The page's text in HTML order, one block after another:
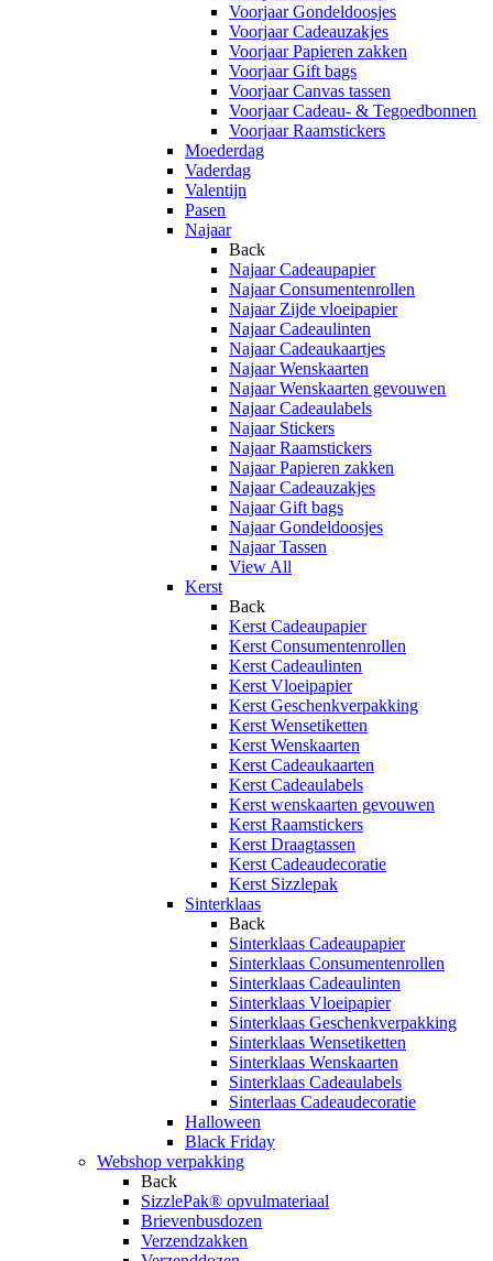
Voorjaar Gondeldoosjes
Voorjaar Cadeauzakjes
Voorjaar Papieren zakken
Voorjaar Gift bags
Voorjaar Canvas tassen
Voorjaar Cadeau- & Tegoedbonnen
Voorjaar Raamstickers
Moederdag
Vaderdag
Valentijn
Pasen
Najaar
Back
Najaar Cadeaupapier
Najaar Consumentenrollen
Najaar Zijde vloeipapier
Najaar Cadeaulinten
Najaar Cadeaukaartjes
Najaar Wenskaarten
Najaar Wenskaarten gevouwen
Najaar Cadeaulabels
Najaar Stickers
Najaar Raamstickers
Najaar Papieren zakken
Najaar Cadeauzakjes
Najaar Gift bags
Najaar Gondeldoosjes
Najaar Tassen
View All
Kerst
Back
Kerst Cadeaupapier
Kerst Consumentenrollen
Kerst Cadeaulinten
Kerst Vloeipapier
Kerst Geschenkverpakking
Kerst Wensetiketten
Kerst Wenskaarten
Kerst Cadeaukaarten
Kerst Cadeaulabels
Kerst wenskaarten gevouwen
Kerst Raamstickers
Kerst Draagtassen
Kerst Cadeaudecoratie
Kerst Sizzlepak
Sinterklaas
Back
Sinterklaas Cadeaupapier
Sinterklaas Consumentenrollen
Sinterklaas Cadeaulinten
Sinterklaas Vloeipapier
Sinterklaas Geschenkverpakking
Sinterklaas Wensetiketten
Sinterklaas Wenskaarten
Sinterklaas Cadeaulabels
Sinterlaas Cadeaudecoratie
Halloween
Black Friday
Webshop verpakking
Back
SizzlePak® opvulmateriaal
Brievenbusdozen
Verzendzakken